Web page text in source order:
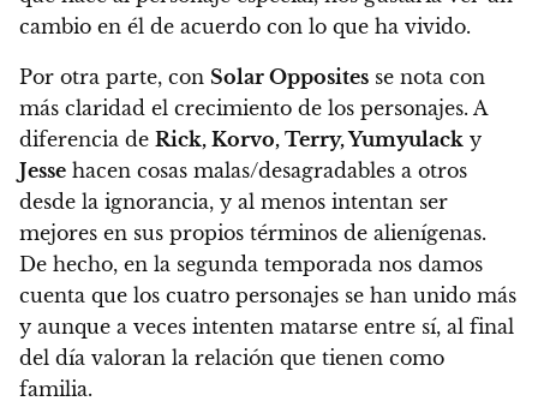
cambio en él de acuerdo con lo que ha vivido.
Por otra parte, con Solar Opposites se nota con
más claridad el crecimiento de los personajes. A
diferencia de Rick, Korvo, Terry, Yumyulack y
Jesse hacen cosas malas/desagradables a otros
desde la ignorancia, y al menos intentan ser
mejores en sus propios términos de alienígenas.
De hecho, en la segunda temporada nos damos
cuenta que los cuatro personajes se han unido más
y aunque a veces intenten matarse entre sí, al final
del día valoran la relación que tienen como
familia.